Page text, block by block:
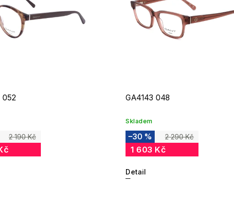
052
2 190 Kč
GA4143 048
Skladem
2 290 Kč
–30 %
1 603 Kč
Detail